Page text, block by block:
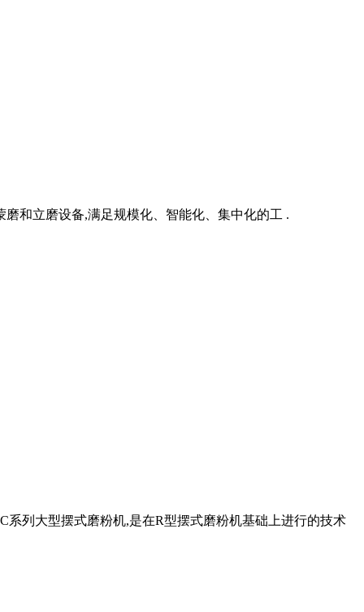
和立磨设备,满足规模化、智能化、集中化的工 .
列大型摆式磨粉机,是在R型摆式磨粉机基础上进行的技术